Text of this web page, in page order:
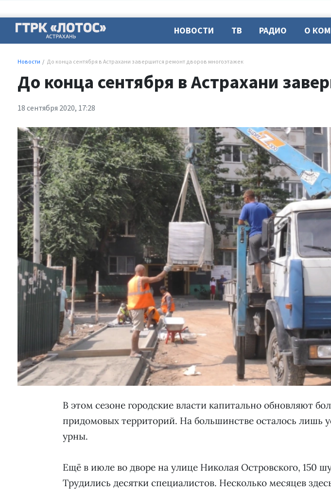
НОВОСТИ ТВ РАДИО О
Новости До конца сентября в Астрахани завершится ремонт дворов многоэтажек
До конца сентября в Астрахани
18 сентября 2020, 17:28
В этом сезоне городские власти капитально обновляют
придомовых территорий. На большинстве осталось лишь
урны.
Ещё в июле во дворе на улице Николая Островского, 150
Трудились десятки специалистов. Несколько месяцев